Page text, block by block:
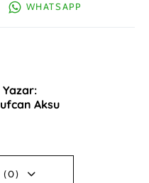
WHATSAPP
Yazar:
Aksu
(0)